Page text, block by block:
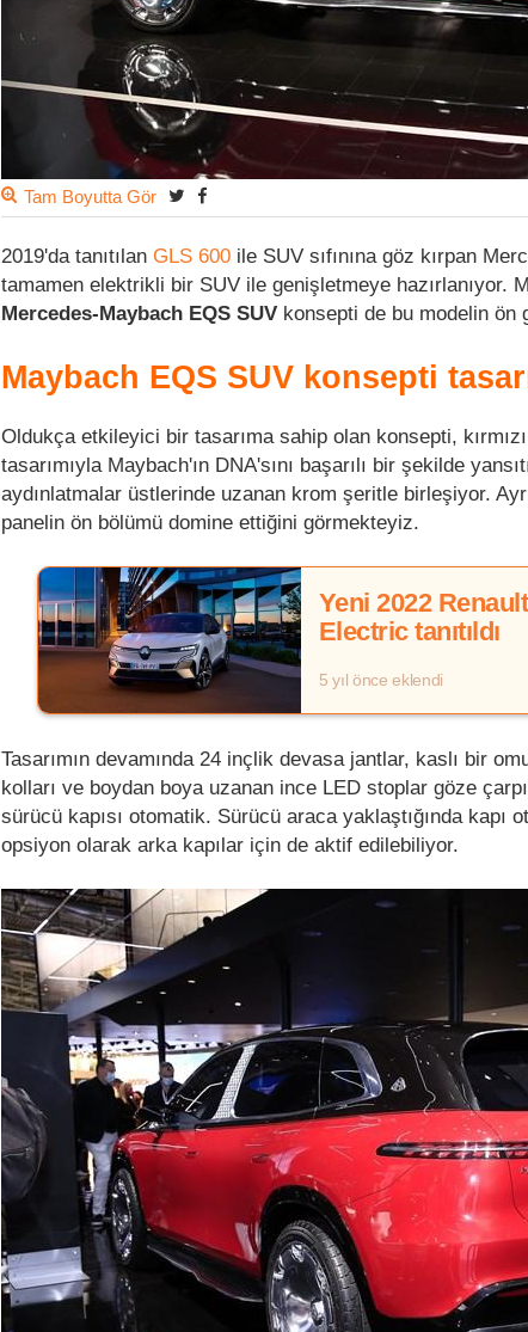
Tam Boyutta Gör
2019'da tanıtılan GLS 600 ile SUV sıfınına göz kırpan
tamamen elektrikli bir SUV ile genişletmeye hazırlanıyor.
Mercedes-Maybach EQS SUV konsepti de bu modelin ön
Maybach EQS SUV konsepti
Oldukça etkileyici bir tasarıma sahip olan konsepti,
tasarımıyla Maybach'ın DNA'sını başarılı bir şekilde
aydınlatmalar üstlerinde uzanan krom şeritle birleşiyor.
panelin ön bölümü domine ettiğini görmekteyiz.
Yeni 2022
Electric tanıtıldı
5 yıl önce eklendi
Tasarımın devamında 24 inçlik devasa jantlar, kaslı bir
kolları ve boydan boya uzanan ince LED stoplar göze
sürücü kapısı otomatik. Sürücü araca yaklaştığında kapı
opsiyon olarak arka kapılar için de aktif edilebiliyor.